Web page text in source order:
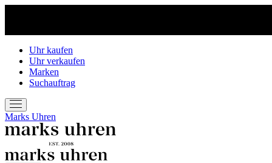
Uhr kaufen
Uhr verkaufen
Marken
Suchauftrag
Marks Uhren